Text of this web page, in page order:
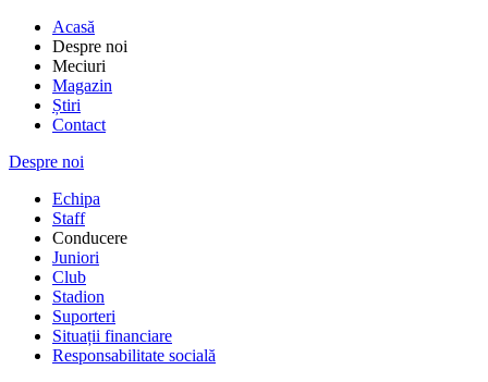
Acasă
Despre noi
Meciuri
Magazin
Știri
Contact
Despre noi
Echipa
Staff
Conducere
Juniori
Club
Stadion
Suporteri
Situații financiare
Responsabilitate socială